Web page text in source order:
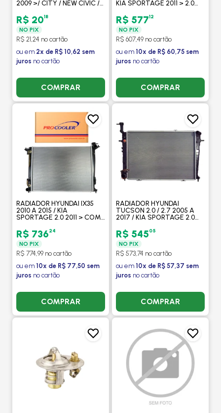
2009 >/ CITY / NEW CIVIC /
2008 > - PROCOOLER
R$ 2018
NO PIX
R$ 21,24 no cartão
ou em 2x de R$ 10,62 sem
juros no cartão
COMPRAR
KIA SPORTAGE 2011 > 2.0
R$ 57712
NO PIX
R$ 607,49 no cartão
ou em 10x de R$ 60,75 sem
juros no cartão
COMPRAR
RADIADOR HYUNDAI IX35
2010 A 2015 / KIA
SPORTAGE 2.0 2011 > COM
PROCOOLER
R$ 73624
NO PIX
R$ 774,99 no cartão
ou em 10x de R$ 77,50 sem
juros no cartão
COMPRAR
RADIADOR HYUNDAI
TUCSON 2.0 / 2.7 2005 A
2017 / KIA SPORTAGE 2.0
AUTOMATICO / MANUAL -
PROCOOLER
R$ 54505
NO PIX
R$ 573,74 no cartão
ou em 10x de R$ 57,37 sem
juros no cartão
COMPRAR